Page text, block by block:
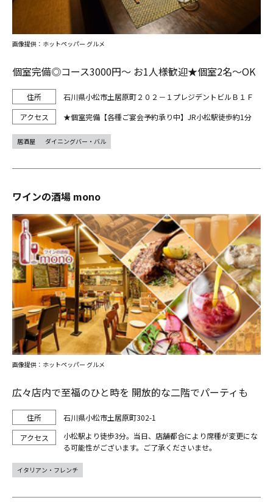
個室完備◎コース3000円～ お1人様歓迎★個室2名～OK
石川県小松市土居原町２０２－１プレジデントビルＢ１Ｆ
★個室完備【各種ご宴会予約承り中】JR小松駅徒歩約1分
画像提供：ホットペッパー グルメ
居酒屋 ダイニングバー・バル
ワインの酒場 mono
広々店内で至福のひと時を 開放的な二階でパーティも
石川県小松市土居原町302-1
小松駅より徒歩3分。当日、店舗都合により席種が変更にな
る可能性がございます。ご了承くださいませ。
画像提供：ホットペッパー グルメ
イタリアン・フレンチ